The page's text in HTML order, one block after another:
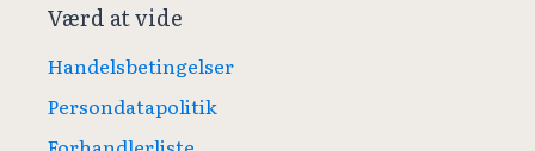
Værd at vide
Handelsbetingelser
Persondatapolitik